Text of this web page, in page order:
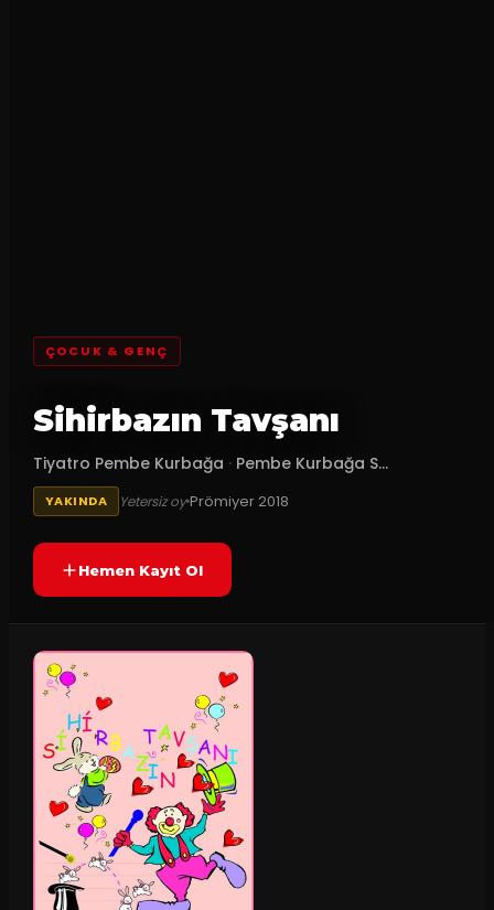
ÇOCUK & GENÇ
Sihirbazın Tavşanı
Tiyatro Pembe Kurbağa · Pembe Kurbağa S...
YAKINDA Yetersiz oyPrömiyer 2018
Hemen Kayıt Ol